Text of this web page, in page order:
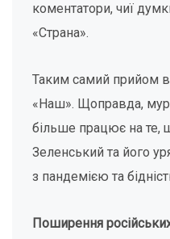
коментатори, чиї
«Страна».
Таким самий прийом
«Наш». Щоправда,
більше працює на те,
Зеленський та його
з пандемією та
Поширення